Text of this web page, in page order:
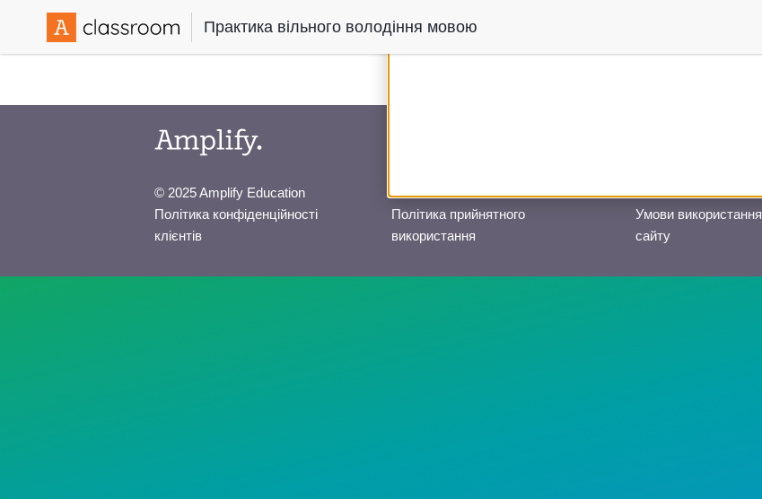
Практика вільного володіння мовою
© 2025 Amplify Education
Політика конфіденційності
клієнтів
Політика прийнятного
використання
Умови використання
сайту